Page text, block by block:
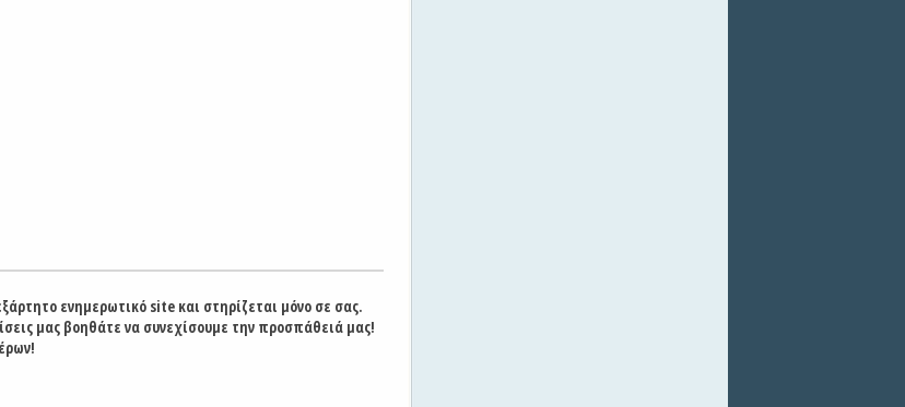
ενημερωτικό site και στηρίζεται μόνο σε σας.
μας βοηθάτε να συνεχίσουμε την προσπάθειά μας!